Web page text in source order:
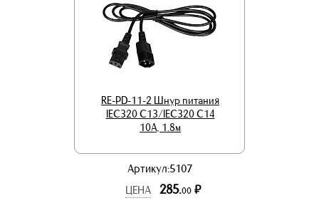
RE-PD-11-2 Шнур питания
IEC320 C13/IEC320 C14
10А, 1.8м
Артикул:5107
ЦЕНА
285.00 р.